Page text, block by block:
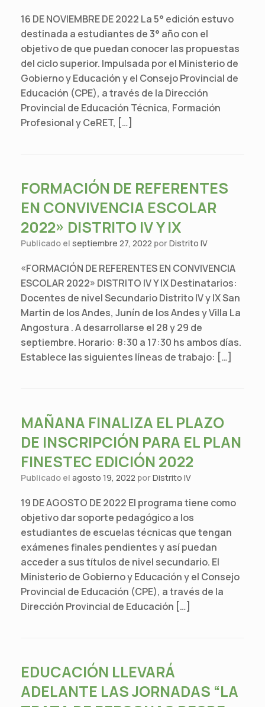
16 DE NOVIEMBRE DE 2022 La 5° edición estuvo
destinada a estudiantes de 3° año con el
objetivo de que puedan conocer las propuestas
del ciclo superior. Impulsada por el Ministerio de
Gobierno y Educación y el Consejo Provincial de
Educación (CPE), a través de la Dirección
Provincial de Educación Técnica, Formación
Profesional y CeRET, […]
FORMACIÓN DE REFERENTES
EN CONVIVENCIA ESCOLAR
2022» DISTRITO IV Y IX
Publicado el septiembre 27, 2022 porDistrito IV
«FORMACIÓN DE REFERENTES EN CONVIVENCIA
ESCOLAR 2022» DISTRITO IV Y IX Destinatarios:
Docentes de nivel Secundario Distrito IV y IX San
Martin de los Andes, Junín de los Andes y Villa La
Angostura . A desarrollarse el 28 y 29 de
septiembre. Horario: 8:30 a 17:30 hs ambos días.
Establece las siguientes líneas de trabajo: […]
MAÑANA FINALIZA EL PLAZO
DE INSCRIPCIÓN PARA EL PLAN
FINESTEC EDICIÓN 2022
Publicado el agosto 19, 2022 porDistrito IV
19 DE AGOSTO DE 2022 El programa tiene como
objetivo dar soporte pedagógico a los
estudiantes de escuelas técnicas que tengan
exámenes finales pendientes y así puedan
acceder a sus títulos de nivel secundario. El
Ministerio de Gobierno y Educación y el Consejo
Provincial de Educación (CPE), a través de la
Dirección Provincial de Educación […]
EDUCACIÓN LLEVARÁ
ADELANTE LAS JORNADAS “LA